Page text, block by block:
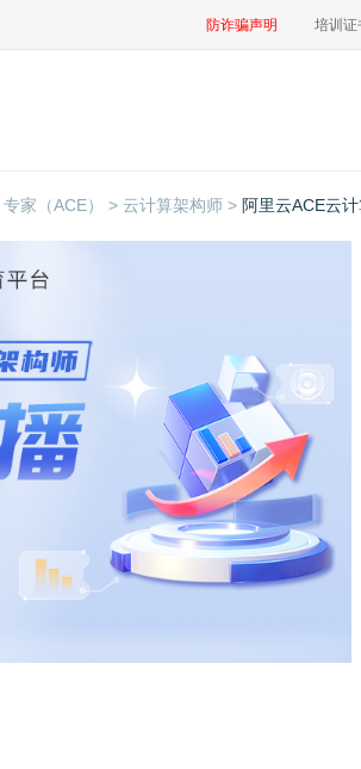
防诈骗声明 培训证
专家（ACE） > 云计算架构师 > 阿里云ACE云